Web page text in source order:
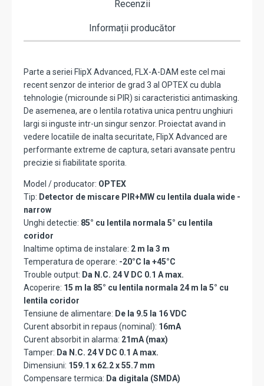
Recenzii
Informații producător
Parte a seriei FlipX Advanced, FLX-A-DAM este cel mai
recent senzor de interior de grad 3 al OPTEX cu dubla
tehnologie (microunde si PIR) si caracteristici antimasking.
De asemenea, are o lentila rotativa unica pentru unghiuri
largi si inguste intr-un singur senzor. Proiectat avand in
vedere locatiile de inalta securitate, FlipX Advanced are
performante extreme de captura, setari avansate pentru
precizie si fiabilitate sporita.
Model / producator: OPTEX
Tip: Detector de miscare PIR+MW cu lentila duala wide -
narrow
Unghi detectie: 85° cu lentila normala 5° cu lentila
coridor
Inaltime optima de instalare: 2 m la 3 m
Temperatura de operare: -20°C la +45°C
Trouble output: Da N.C. 24 V DC 0.1 A max.
Acoperire: 15 m la 85° cu lentila normala 24 m la 5° cu
lentila coridor
Tensiune de alimentare: De la 9.5 la 16 VDC
Curent absorbit in repaus (nominal): 16mA
Curent absorbit in alarma: 21mA (max)
Tamper: Da N.C. 24 V DC 0.1 A max.
Dimensiuni: 159.1 x 62.2 x 55.7 mm
Compensare termica: Da digitala (SMDA)